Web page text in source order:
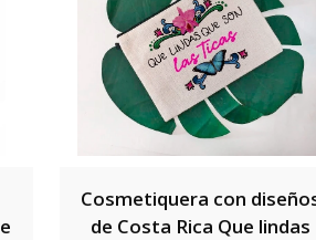
Cosmetiquera con
de Costa Rica Que lindas